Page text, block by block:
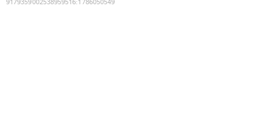
9179359002538959516:1786050549